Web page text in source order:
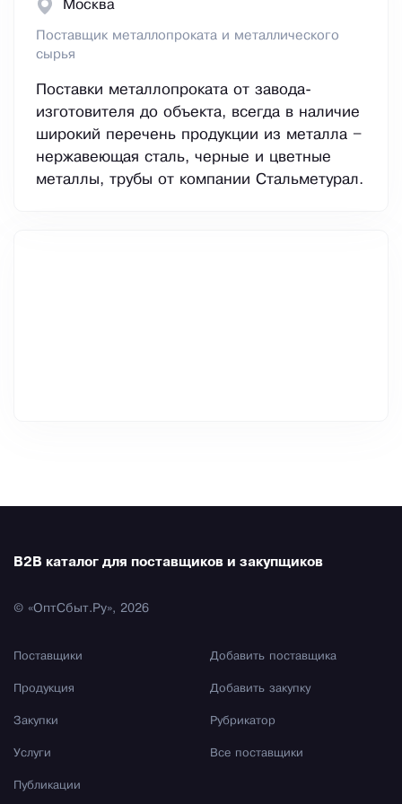
Москва
Поставщик металлопроката и металлического
сырья
Поставки металлопроката от завода-
изготовителя до объекта, всегда в наличие
широкий перечень продукции из металла –
нержавеющая сталь, черные и цветные
металлы, трубы от компании Стальметурал.
B2B каталог для поставщиков и закупщиков
© «ОптСбыт.Ру», 2026
Поставщики
Продукция
Закупки
Услуги
Публикации
Добавить поставщика
Добавить закупку
Рубрикатор
Все поставщики